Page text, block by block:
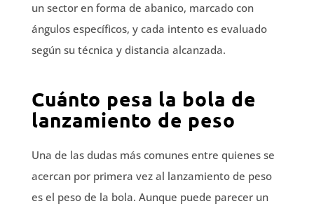
un sector en forma de abanico, marcado con
ángulos específicos, y cada intento es evaluado
según su técnica y distancia alcanzada.
Cuánto pesa la bola de
lanzamiento de peso
Una de las dudas más comunes entre quienes se
acercan por primera vez al lanzamiento de peso
es el peso de la bola. Aunque puede parecer un